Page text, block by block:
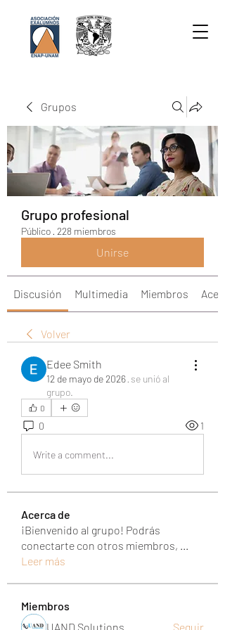
Grupos
Grupo profesional
Público · 228 miembros
Unirse
Discusión Multimedia Miembros
Volver
Edee Smith
12 de mayo de 2026· se unió al
grupo.
0
0 1
Write a comment...
Acerca de
¡Bienvenido al grupo! Podrás
conectarte con otros miembros, ...
Leer más
Miembros
UAND Solutions
Seguir